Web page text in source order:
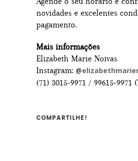
novidades e excelentes
pagamento.
Mais informações
Elizabeth Marie Noivas
Instagram:
(71) 3015-9971 / 99615-9971
COMPARTILHE!